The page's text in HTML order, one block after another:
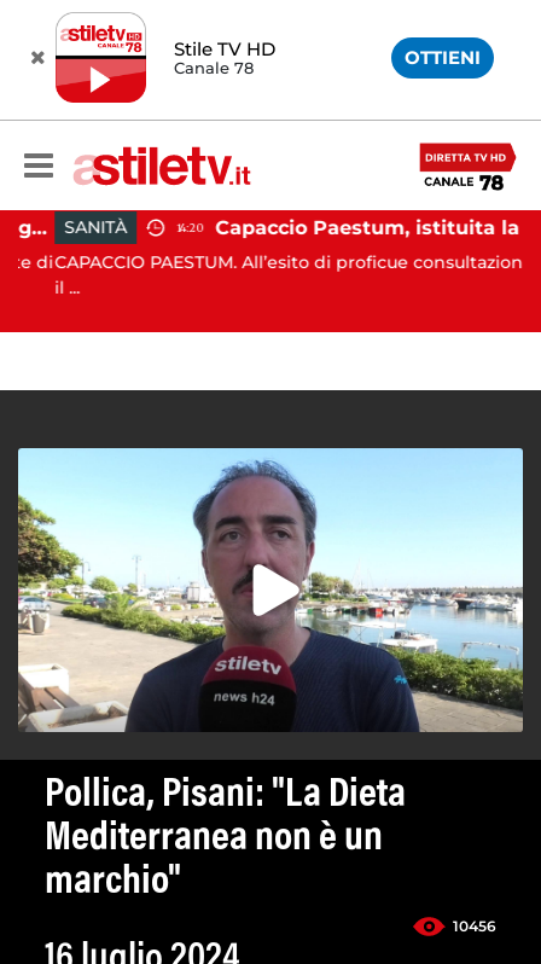
Stile TV HD
Canale 78 OTTIENI
Montecorice, blitz sulle spiagge libere: sequestrati oltre 300 ombrelloni e lettini lasciati sull’arenile
di
SANITÀ 14:20 Capaccio Paestum, istituita la Guardia Medica Turistica presso il Psaut di Piazza Santini
CAPACCIO PAESTUM. All’esito di proficue consultazioni tra
il ...
Pollica, Pisani: "La Dieta
Mediterranea non è un
marchio"
10456